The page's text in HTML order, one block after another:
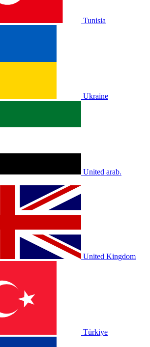
Tunisia
Ukraine
United arab.
United Kingdom
Türkiye